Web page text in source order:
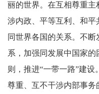
丽的世界。在互相尊重
涉内政、平等互利、和平
同世界各国的关系。不
系，加强同发展中国家
则，推进“一带一路”建
尊重、互不干涉内部事